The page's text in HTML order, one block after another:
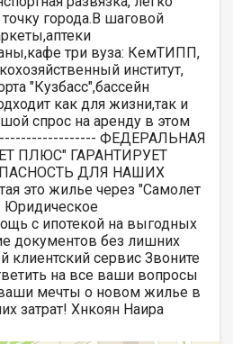
города.В шаговой
три вуза: КемТИПП,
институт,
"Кузбасс",бассейн
как для жизни,так и
спрос на аренду в этом
ФЕДЕРАЛЬНАЯ
ПЛЮС" ГАРАНТИРУЕТ
ДЛЯ НАШИХ
это жилье через "Самолет
Юридическое
с ипотекой на выгодных
документов без лишних
клиентский сервис Звоните
на все ваши вопросы
мечты о новом жилье в
затрат! Хнкоян Наира